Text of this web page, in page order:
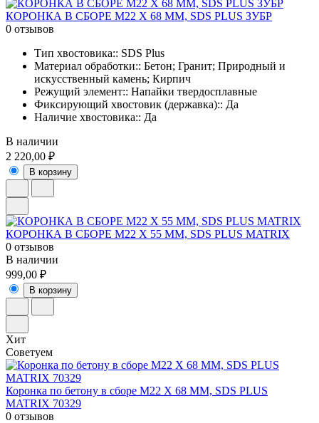
КОРОНКА В СБОРЕ М22 Х 68 ММ, SDS PLUS ЗУБР
0 отзывов
Тип хвостовика:: SDS Plus
Материал обработки:: Бетон; Гранит; Природный и
искусственный камень; Кирпич
Режущий элемент:: Напайки твердосплавные
Фиксирующий хвостовик (державка):: Да
Наличие хвостовика:: Да
В наличии
2 220,00 ₽
В корзину
КОРОНКА В СБОРЕ М22 Х 55 ММ, SDS PLUS MATRIX
0 отзывов
В наличии
999,00 ₽
В корзину
Хит
Советуем
Коронка по бетону в сборе М22 Х 68 ММ, SDS PLUS
MATRIX 70329
0 отзывов